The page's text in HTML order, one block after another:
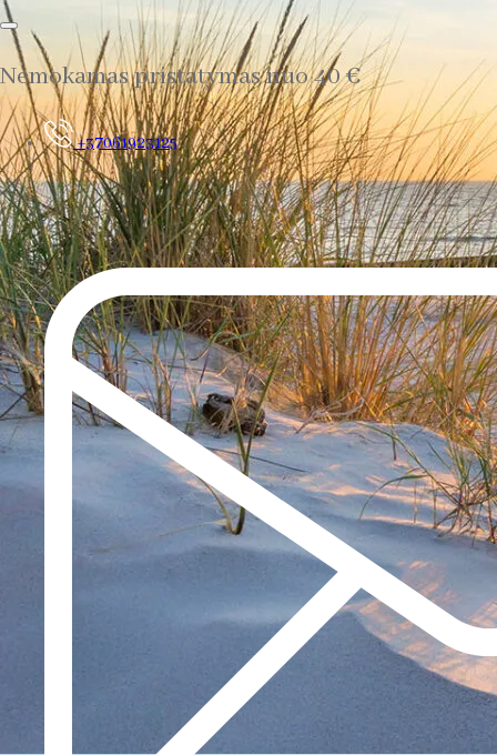
Nemokamas pristatymas nuo 40 €
+37061923125